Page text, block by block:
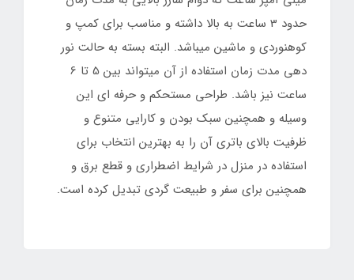
حدود 3 ساعت به بالا داشته و مناسب برای کمپ و
کوهنوردی و ماشین میباشد. البته بسته به حالت نور
دهی مدت زمان استفاده از آن میتواند بین 5 تا 6
ساعت نیز باشد. طراحی مستحکم و حرفه ای این
وسیله و همچنین سبک بودن و کارایی متنوع و
ظرفیت بالای باتری آن را به بهترین انتخاب برای
استفاده در منزل در شرایط اضطراری و قطع برق و
همچنین برای سفر و طبیعت گردی تبدیل کرده است.